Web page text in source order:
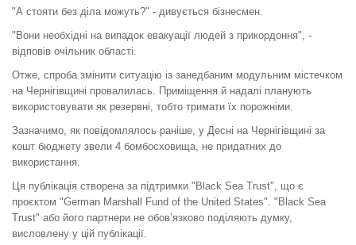
"А стояти без діла можуть?" - дивується бізнесмен.
"Вони необхідні на випадок евакуації людей з прикордоння", -
відповів очільник області.
Отже, спроба змінити ситуацію із занедбаним модульним містечком
на Чернігівщині провалилась. Приміщення й надалі планують
використовувати як резервні, тобто тримати їх порожніми.
Зазначимо, як повідомлялось раніше, у Десні на Чернігівщині за
кошт бюджету звели 4 бомбосховища, не придатних до
використання.
Ця публікація створена за підтримки "Black Sea Trust", що є
проєктом "German Marshall Fund of the United States". "Black Sea
Trust" або його партнери не обов’язково поділяють думку,
висловлену у цій публікації.